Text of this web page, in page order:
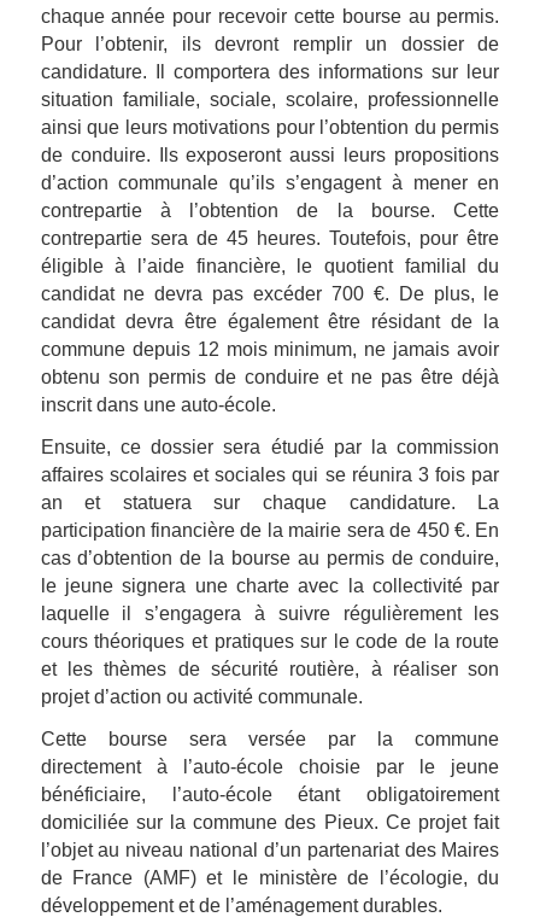
chaque année pour recevoir cette bourse au permis.
Pour l’obtenir, ils devront remplir un dossier de
candidature. Il comportera des informations sur leur
situation familiale, sociale, scolaire, professionnelle
ainsi que leurs motivations pour l’obtention du permis
de conduire. Ils exposeront aussi leurs propositions
d’action communale qu’ils s’engagent à mener en
contrepartie à l’obtention de la bourse. Cette
contrepartie sera de 45 heures. Toutefois, pour être
éligible à l’aide financière, le quotient familial du
candidat ne devra pas excéder 700 €. De plus, le
candidat devra être également être résidant de la
commune depuis 12 mois minimum, ne jamais avoir
obtenu son permis de conduire et ne pas être déjà
inscrit dans une auto-école.
Ensuite, ce dossier sera étudié par la commission
affaires scolaires et sociales qui se réunira 3 fois par
an et statuera sur chaque candidature. La
participation financière de la mairie sera de 450 €. En
cas d’obtention de la bourse au permis de conduire,
le jeune signera une charte avec la collectivité par
laquelle il s’engagera à suivre régulièrement les
cours théoriques et pratiques sur le code de la route
et les thèmes de sécurité routière, à réaliser son
projet d’action ou activité communale.
Cette bourse sera versée par la commune
directement à l’auto-école choisie par le jeune
bénéficiaire, l’auto-école étant obligatoirement
domiciliée sur la commune des Pieux. Ce projet fait
l’objet au niveau national d’un partenariat des Maires
de France (AMF) et le ministère de l’écologie, du
développement et de l’aménagement durables.